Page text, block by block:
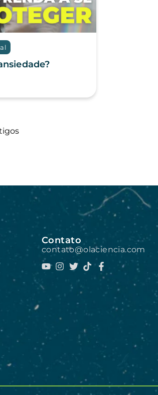
Contato
contato@olaciencia.com